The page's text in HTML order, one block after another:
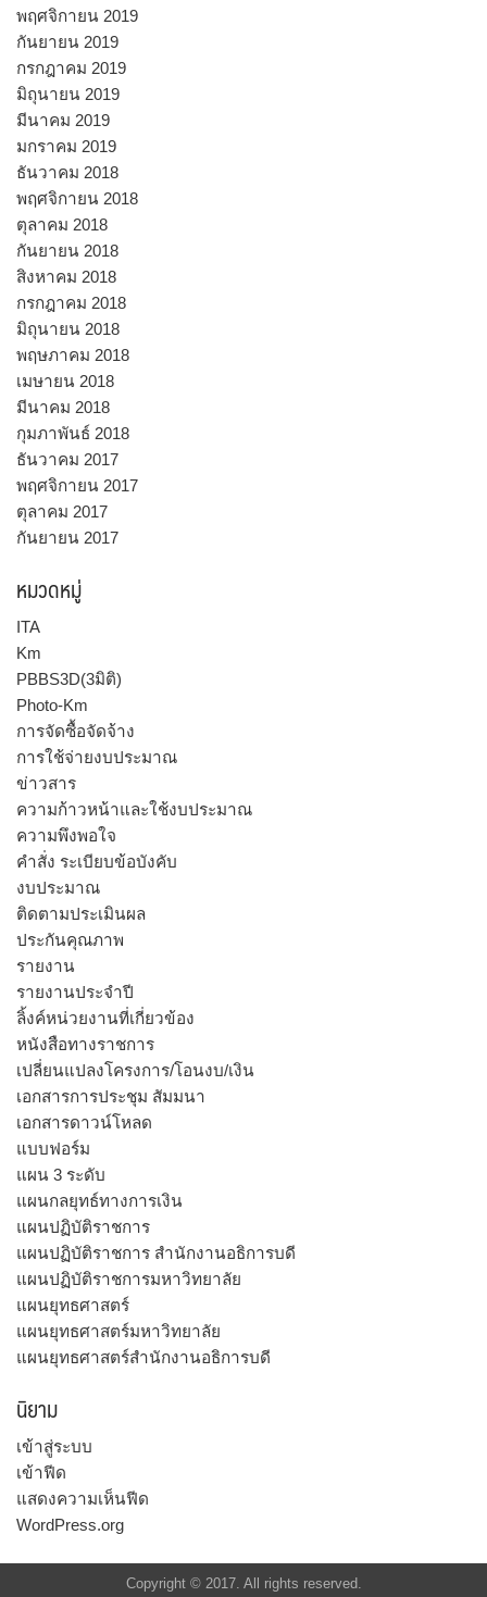
พฤศจิกายน 2019
กันยายน 2019
กรกฎาคม 2019
มิถุนายน 2019
มีนาคม 2019
มกราคม 2019
ธันวาคม 2018
พฤศจิกายน 2018
ตุลาคม 2018
กันยายน 2018
สิงหาคม 2018
กรกฎาคม 2018
มิถุนายน 2018
พฤษภาคม 2018
เมษายน 2018
มีนาคม 2018
กุมภาพันธ์ 2018
ธันวาคม 2017
พฤศจิกายน 2017
ตุลาคม 2017
กันยายน 2017
หมวดหมู่
ITA
Km
PBBS3D(3มิติ)
Photo-Km
การจัดซื้อจัดจ้าง
การใช้จ่ายงบประมาณ
ข่าวสาร
ความก้าวหน้าและใช้งบประมาณ
ความพึงพอใจ
คำสั่ง ระเบียบข้อบังคับ
งบประมาณ
ติดตามประเมินผล
ประกันคุณภาพ
รายงาน
รายงานประจำปี
ลิ้งค์หน่วยงานที่เกี่ยวข้อง
หนังสือทางราชการ
เปลี่ยนแปลงโครงการ/โอนงบ/เงิน
เอกสารการประชุม สัมมนา
เอกสารดาวน์โหลด
แบบฟอร์ม
แผน 3 ระดับ
แผนกลยุทธ์ทางการเงิน
แผนปฏิบัติราชการ
แผนปฏิบัติราชการ สำนักงานอธิการบดี
แผนปฏิบัติราชการมหาวิทยาลัย
แผนยุทธศาสตร์
แผนยุทธศาสตร์มหาวิทยาลัย
แผนยุทธศาสตร์สำนักงานอธิการบดี
นิยาม
เข้าสู่ระบบ
เข้าฟีด
แสดงความเห็นฟีด
WordPress.org
Copyright © 2017. All rights reserved.